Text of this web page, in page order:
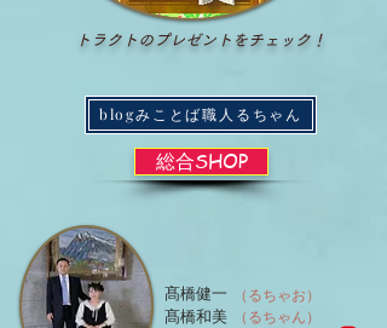
トラクトのプレゼントをチェック！
blogみことば職人るちゃん
総合SHOP
（るちゃお）
（るちゃん）
髙橋健一
髙橋和美